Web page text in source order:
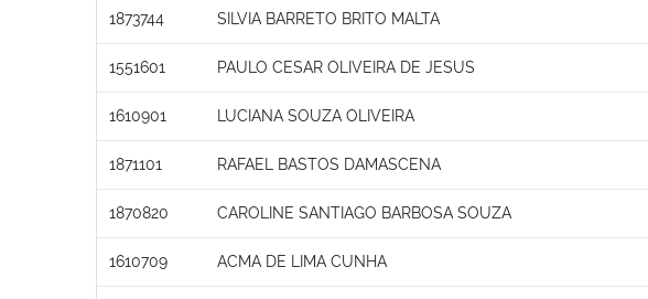
1873744 SILVIA BARRETO BRITO MALTA
1551601 PAULO CESAR OLIVEIRA DE JESUS
1610901 LUCIANA SOUZA OLIVEIRA
1871101 RAFAEL BASTOS DAMASCENA
1870820 CAROLINE SANTIAGO BARBOSA SOUZA
1610709 ACMA DE LIMA CUNHA